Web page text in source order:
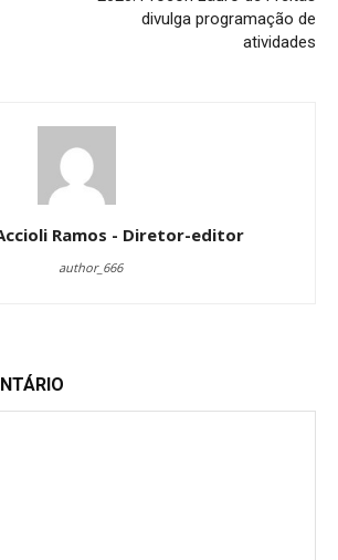
divulga programação de
atividades
Ramos - Diretor-editor
author_666